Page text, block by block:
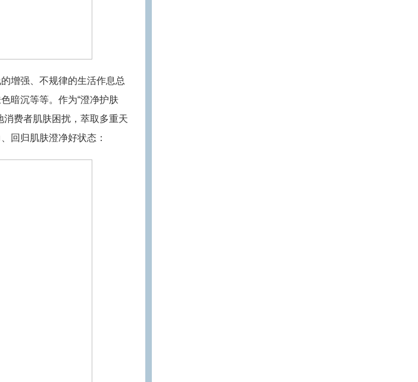
增强、不规律的生活作息总
暗沉等等。作为“澄净护肤
消费者肌肤困扰，萃取多重天
回归肌肤澄净好状态：